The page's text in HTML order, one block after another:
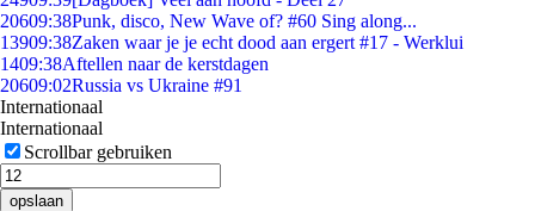
20609:38Punk, disco, New Wave of? #60 Sing along...
13909:38Zaken waar je je echt dood aan ergert #17 - Werklui
1409:38Aftellen naar de kerstdagen
20609:02Russia vs Ukraine #91
Internationaal
Internationaal
Scrollbar gebruiken
opslaan